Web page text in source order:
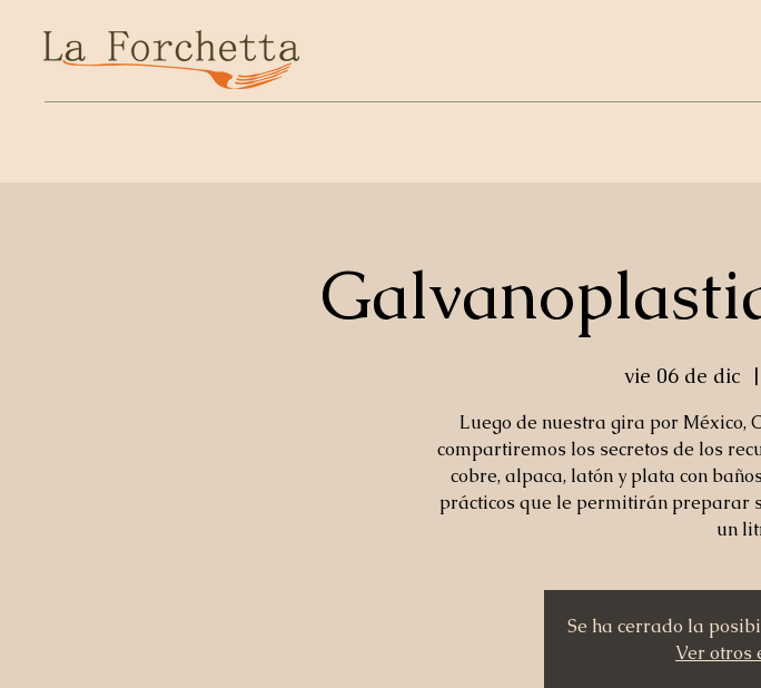
vie 06 de dic
  |
Luego de nuestra gira por México,
compartiremos los secretos de los
cobre, alpaca, latón y plata con
prácticos que le permitirán preparar
un
Se ha cerrado la
Ver otros